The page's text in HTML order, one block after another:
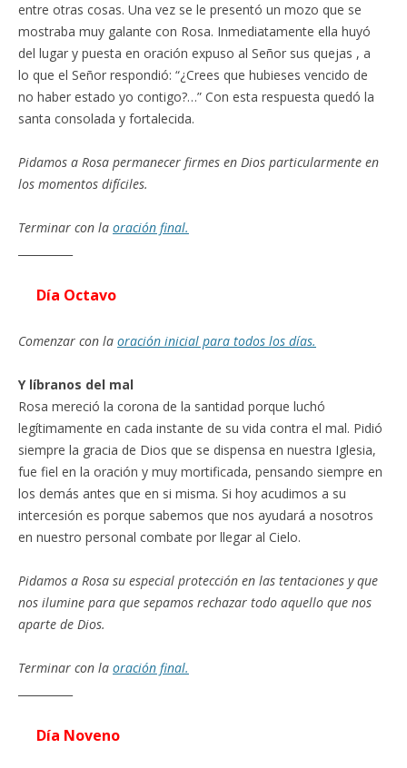
entre otras cosas. Una vez se le presentó un mozo que se
mostraba muy galante con Rosa. Inmediatamente ella huyó
del lugar y puesta en oración expuso al Señor sus quejas , a
lo que el Señor respondió: “¿Crees que hubieses vencido de
no haber estado yo contigo?…” Con esta respuesta quedó la
santa consolada y fortalecida.
Pidamos a Rosa permanecer firmes en Dios particularmente en
los momentos difíciles.
Terminar con la oración final.
Día Octavo
Comenzar con la oración inicial para todos los días.
Y líbranos del mal
Rosa mereció la corona de la santidad porque luchó
legítimamente en cada instante de su vida contra el mal. Pidió
siempre la gracia de Dios que se dispensa en nuestra Iglesia,
fue fiel en la oración y muy mortificada, pensando siempre en
los demás antes que en si misma. Si hoy acudimos a su
intercesión es porque sabemos que nos ayudará a nosotros
en nuestro personal combate por llegar al Cielo.
Pidamos a Rosa su especial protección en las tentaciones y que
nos ilumine para que sepamos rechazar todo aquello que nos
aparte de Dios.
Terminar con la oración final.
Día Noveno